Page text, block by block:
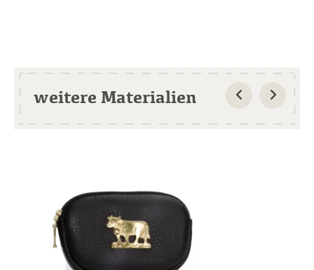
weitere Materialien